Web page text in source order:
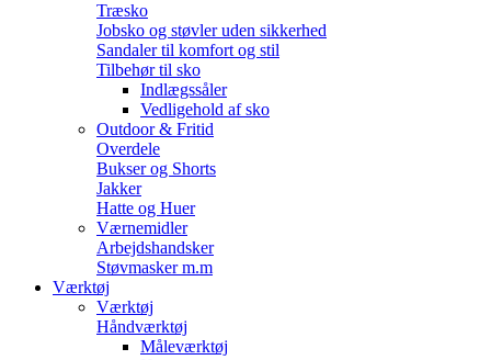
Træsko
Jobsko og støvler uden sikkerhed
Sandaler til komfort og stil
Tilbehør til sko
Indlægssåler
Vedligehold af sko
Outdoor & Fritid
Overdele
Bukser og Shorts
Jakker
Hatte og Huer
Værnemidler
Arbejdshandsker
Støvmasker m.m
Værktøj
Værktøj
Håndværktøj
Måleværktøj